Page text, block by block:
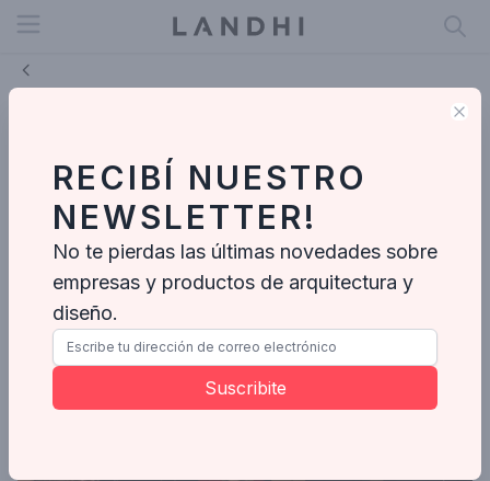
Open menu
arquitectura se celebraron en Cést
MOI DECO junto a Durlock y Cedral
Jul 6, 2026
RECIBÍ NUESTRO
NEWSLETTER!
No te pierdas las últimas novedades sobre
empresas y productos de arquitectura y
diseño.
Suscribite